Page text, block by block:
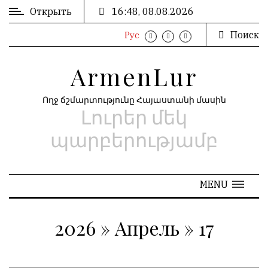
ВХОД
РЕГИСТРАЦИЯ
ՄՈՒՏՔ
Открыть 16:48, 08.08.2026
Рус Поиск
ArmenLur
Ողջ ճշմարտությունը Հայաստանի մասին
Լուրեր մեկ
պարբերությամբ
MENU
2026 » Апрель » 17